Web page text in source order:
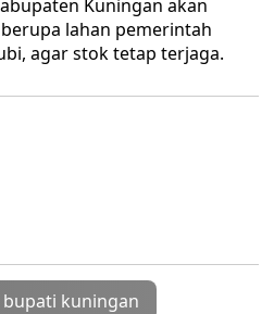
Kuningan akan
lahan pemerintah
agar stok tetap terjaga.
bupati kuningan